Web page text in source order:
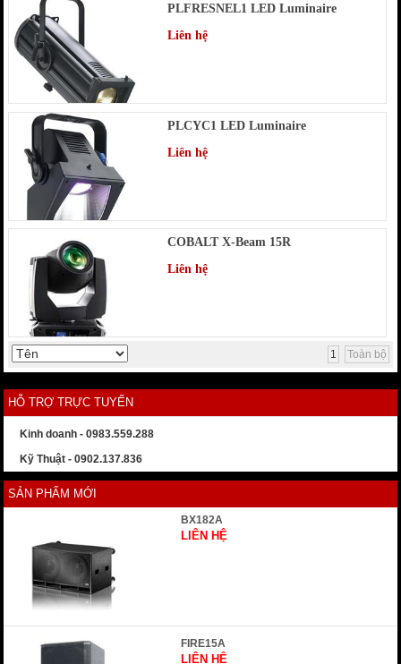
PLFRESNEL1 LED Luminaire
Liên hệ
PLCYC1 LED Luminaire
Liên hệ
COBALT X-Beam 15R
Liên hệ
1 Toàn bộ
HỖ TRỢ TRỰC TUYẾN
Kinh doanh - 0983.559.288
Kỹ Thuật - 0902.137.836
SẢN PHẨM MỚI
BX182A
LIÊN HỆ
FIRE15A
LIÊN HỆ